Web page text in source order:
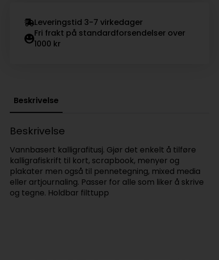
Leveringstid 3-7 virkedager
Fri frakt på standardforsendelser over
1000 kr
Beskrivelse
Beskrivelse
Vannbasert kalligrafitusj. Gjør det enkelt å tilføre
kalligrafiskrift til kort, scrapbook, menyer og
plakater men også til pennetegning, mixed media
eller artjournaling. Passer for alle som liker å skrive
og tegne. Holdbar filttupp